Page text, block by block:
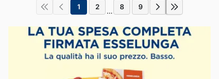
1 2 ... 8 9